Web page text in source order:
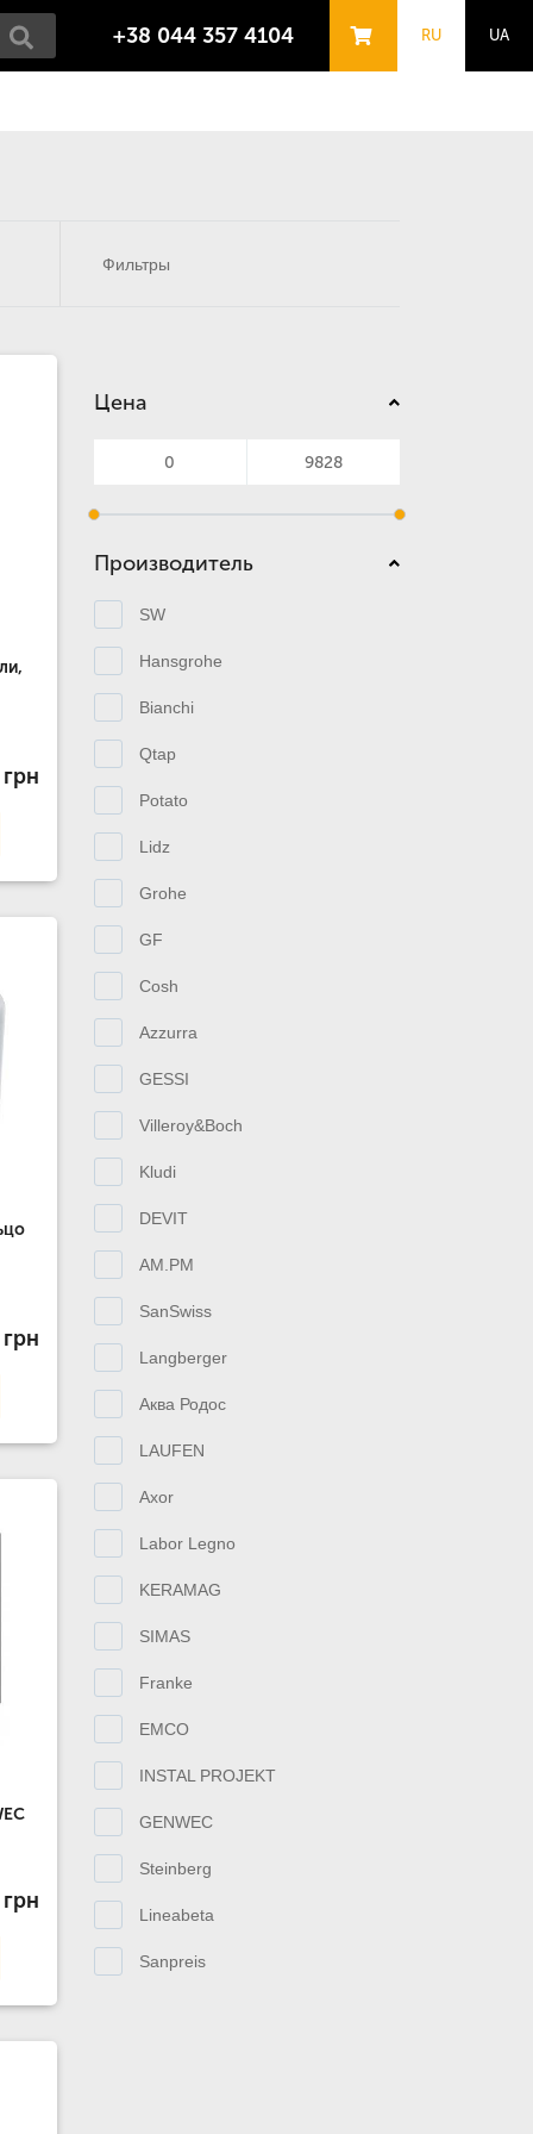
+38 044 357 4104 RU UA
Цена
Производитель
SW
Hansgrohe
Bianchi
Qtap
Potato
Lidz
Grohe
GF
Cosh
Azzurra
GESSI
Villeroy&Boch
Kludi
DEVIT
AM.PM
SanSwiss
Langberger
Аква Родос
LAUFEN
Axor
Labor Legno
KERAMAG
SIMAS
Franke
EMCO
INSTAL PROJEKT
GENWEC
Steinberg
Lineabeta
Sanpreis
Фильтры